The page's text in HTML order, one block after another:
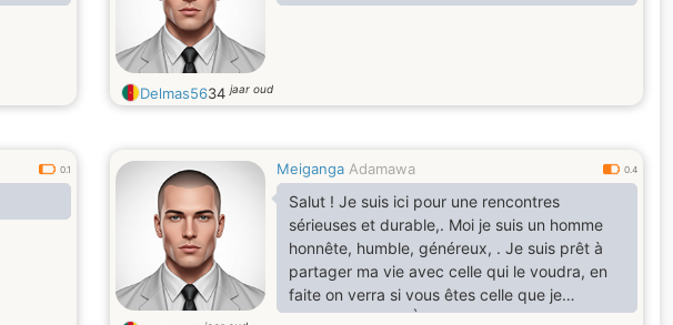
Delmas5634jaar oud
0.1 Meiganga Adamawa 0.4
Salut ! Je suis ici pour une rencontres
sérieuses et durable,. Moi je suis un homme
honnête, humble, généreux, . Je suis prêt à
partager ma vie avec celle qui le voudra, en
faite on verra si vous êtes celle que je
recherche bien.. À plus